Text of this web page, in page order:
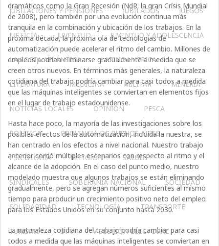
JUBILACIONES Y PENSIONES JUBILADOS JUEGOS
JUSTICIA JUVENTUD JUVENTUD Y ADOLESCENCIA
LA COSTA ATLÁNTICA LATINOAMERICA
LITERATURA MEDICINA MILITAR MINERIA
NOTICIAS LOCALES OPINIÓN PESCA
POLÍTICA PROVINCIA DE BUENOS AIRES
PSICOLOGÍA RELIGIÓN SALUD
SINDICALES SOBERANÍA NACIONAL SOCIEDAD
SOLIDARIDAD TECNOLOGÍA TRANSPORTE
TURISMO UTT V SECCIÓN ELECTORAL
dramáticos como la Gran Recesión (NdR: la gran Crísis Mundial
de 2008), pero también por una evolución continua más
tranquila en la combinación y ubicación de los trabajos. En la
próxima década, la próxima ola de tecnologías de
automatización puede acelerar el ritmo del cambio. Millones de
empleos podrían eliminarse gradualmente a medida que se
creen otros nuevos. En términos más generales, la naturaleza
cotidiana del trabajo podría cambiar para casi todos a medida
que las máquinas inteligentes se conviertan en elementos fijos
en el lugar de trabajo estadounidense.
Hasta hace poco, la mayoría de las investigaciones sobre los
posibles efectos de la automatización, incluida la nuestra, se
han centrado en los efectos a nivel nacional. Nuestro trabajo
anterior corrió múltiples escenarios con respecto al ritmo y el
alcance de la adopción. En el caso del punto medio, nuestro
modelado muestra que algunos trabajos se están eliminando
gradualmente, pero se agregan números suficientes al mismo
tiempo para producir un crecimiento positivo neto del empleo
para los Estados Unidos en su conjunto hasta 2030.
La naturaleza cotidiana del trabajo podría cambiar para casi
todos a medida que las máquinas inteligentes se conviertan en